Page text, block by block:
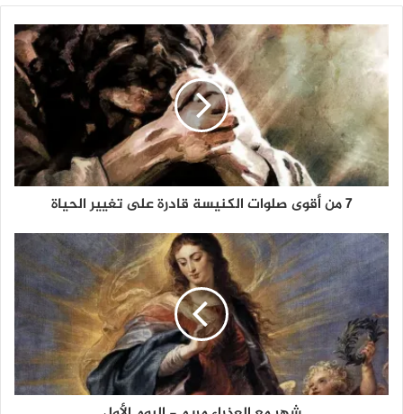
7 من أقوى صلوات الكنيسة قادرة على تغيير الحياة